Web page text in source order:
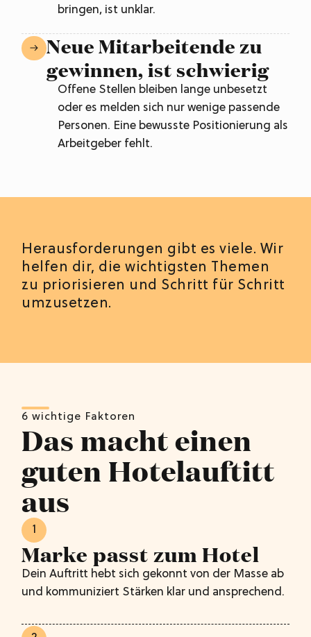
bringen, ist unklar.
Neue Mitarbeitende zu
gewinnen, ist schwierig
Offene Stellen bleiben lange unbesetzt
oder es melden sich nur wenige passende
Personen. Eine bewusste Positionierung als
Arbeitgeber fehlt.
Herausforderungen gibt es viele. Wir
helfen dir, die wichtigsten Themen
zu priorisieren und Schritt für Schritt
umzusetzen.
6 wichtige Faktoren
Das macht einen
guten Hotelauftitt
aus
1
Marke passt zum Hotel
Dein Auftritt hebt sich gekonnt von der Masse ab
und kommuniziert Stärken klar und ansprechend.